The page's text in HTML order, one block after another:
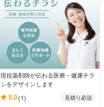
現役薬剤師が伝わる医療・健康チラ
シをデザインします
5.0(1)
見積り必須